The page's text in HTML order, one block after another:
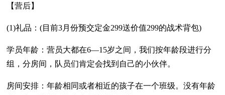
【营后】
(1)礼品：(目前3月份预交定金299送价值299的战术背包)
学员年龄：营员大都在6—15岁之间，我们按年龄段进行分
组，分房间，队员们肯定会找到自己的小伙伴。
房间安排：年龄相同或者相近的孩子在一个班级。没有年龄